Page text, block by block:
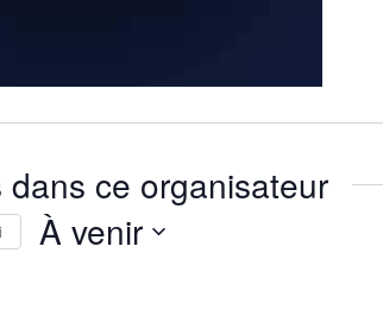
dans ce organisateur
À venir